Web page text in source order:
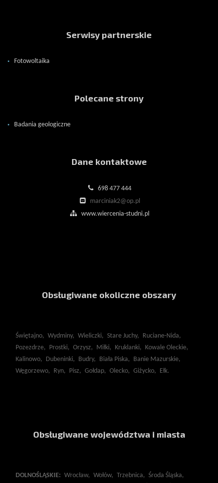
Serwisy partnerskie
Fotowoltaika
Polecane strony
Badania geologiczne
Dane kontaktowe
698 477 444
marciniak2@op.pl
www.wiercenia-studni.pl
Obsługiwane okoliczne obszary
Świętajno, Wydminy, Wieliczki, Stare Juchy, Ruciane-Nida,
Pozezdrze, Prostki, Orzysz, Miłki, Kruklanki, Kowale Oleckie,
Kalinowo, Dubeninki, Budry, Biała Piska, Banie Mazurskie,
Węgorzewo, Ryn, Pisz, Gołdap, Olecko, Giżycko, Ełk.
Obsługiwane województwa i miasta
DOLNOŚLĄSKIE: Wrocław, Wołów, Trzebnica, Środa Śląska,